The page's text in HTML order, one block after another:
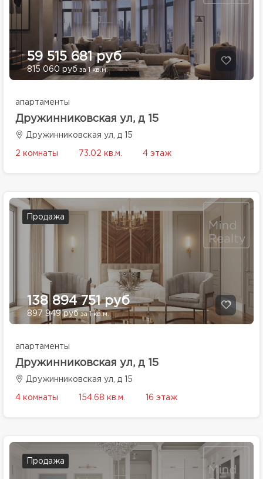
59 515 681 руб
815 060 руб за 1 кв.м.
апартаменты
Дружинниковская ул, д 15
Дружинниковская ул, д 15
2 комнаты 73.02 кв.м. 4 этаж
Продажа
138 894 751 руб
897 949 рубза 1 кв.м.
апартаменты
Дружинниковская ул, д 15
Дружинниковская ул, д 15
4 комнаты 154.68 кв.м. 16 этаж
Продажа